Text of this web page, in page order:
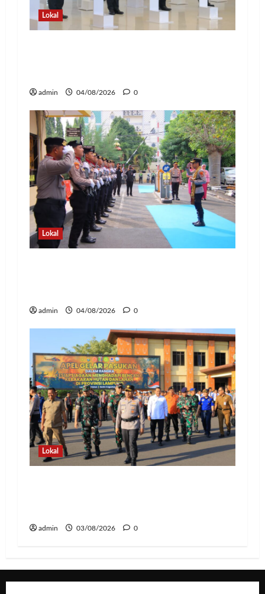
Lokal
admin 04/08/2026 0
Lokal
admin 04/08/2026 0
Lokal
admin 03/08/2026 0